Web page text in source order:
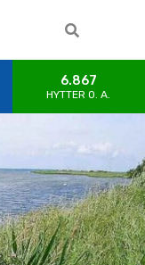
6.867
HYTTER 0. A.